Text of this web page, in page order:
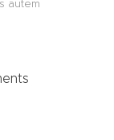
autem